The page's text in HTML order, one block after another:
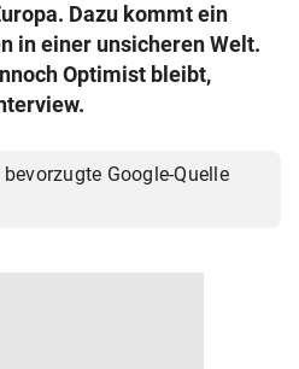
Dazu kommt ein
in einer unsicheren Welt.
Optimist bleibt,
Google-Quelle